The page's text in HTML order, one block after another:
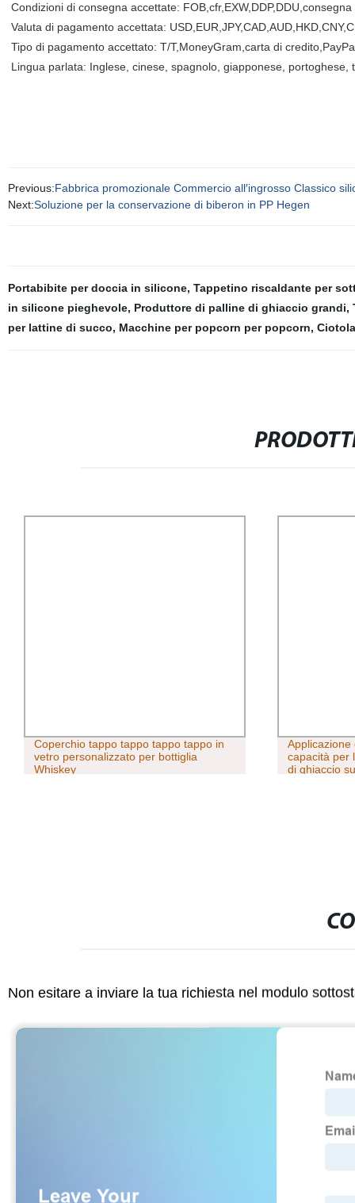
Condizioni di consegna accettate:
Valuta di pagamento accettata:
Tipo di pagamento accettato: T/T,MoneyGram,carta di
Lingua parlata: Inglese, cinese, spagnolo, giapponese,
Previous:Fabbrica promozionale Commercio all′ingrosso Classico
Next:Soluzione per la conservazione di biberon in PP Hegen
Portabibite per doccia in silicone, Tappetino riscaldante per
in silicone pieghevole, Produttore di palline di ghiaccio grandi,
per lattine di succo, Macchine per popcorn per popcorn,
Coperchio tappo tappo tappo tappo in
vetro personalizzato per bottiglia
Whiskey
capacità per
di ghiaccio
Non esitare a inviare la tua richiesta nel modulo